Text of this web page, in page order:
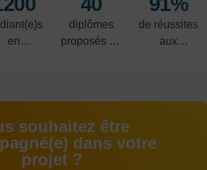
en
diplômes
proposés du
de réussites
aux
souhaitez être
dans votre
projet ?